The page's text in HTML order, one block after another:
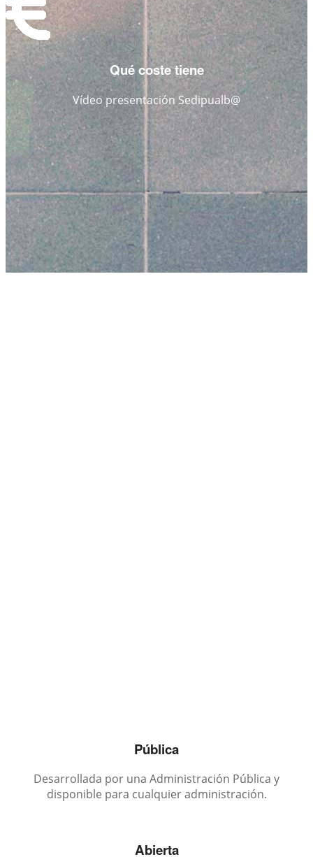
Qué coste tiene
Vídeo presentación Sedipualb@
Pública
Desarrollada por una Administración Pública y
disponible para cualquier administración.
Abierta